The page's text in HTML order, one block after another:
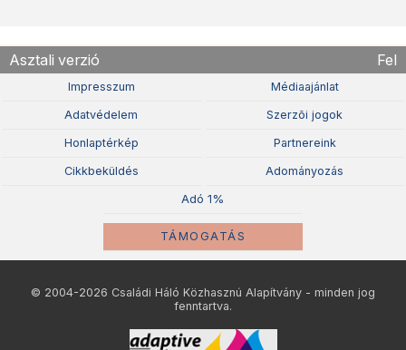
Asztali verzió Fel
Impresszum Médiaajánlat
Adatvédelem Szerzõi jogok
Honlaptérkép Partnereink
Cikkbeküldés Adományozás
Adó 1%
TÁMOGATÁS
© 2004-2026 Családi Háló Közhasznú Alapítvány - minden jog
fenntartva.